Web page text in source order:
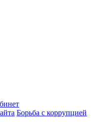
Борьба с коррупцией